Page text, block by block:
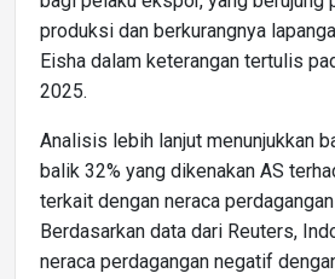
produksi dan berkurangnya
Eisha dalam keterangan tertulis
2025.
Analisis lebih lanjut menunjukkan
balik 32% yang dikenakan AS
terkait dengan neraca
Berdasarkan data dari Reuters,
neraca perdagangan negatif